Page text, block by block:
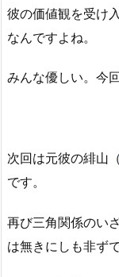
彼の価値観を受け
なんですよね。
みんな優しい。今
次回は元彼の緋山（
です。
再び三角関係のい
は無きにしも非ず